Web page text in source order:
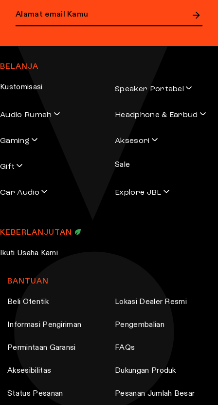
m
i
d
e
s
BELANJA
Kustomisasi Speaker Portabel
Audio Rumah Headphone & Earbud
Gaming Aksesori
Gift Sale
Car Audio Explore JBL
KEBERLANJUTAN
Ikuti Usaha Kami
BANTUAN
Beli Otentik Lokasi Dealer Resmi
Informasi Pengiriman Pengembalian
Permintaan Garansi FAQs
Aksesibilitas Dukungan Produk
Status Pesanan Pesanan Jumlah Besar